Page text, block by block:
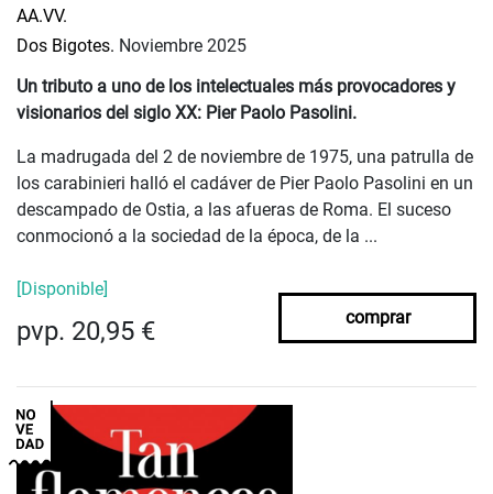
AA.VV.
Dos Bigotes. Noviembre 2025
Un tributo a uno de los intelectuales más provocadores y
visionarios del siglo XX: Pier Paolo Pasolini.
La madrugada del 2 de noviembre de 1975, una patrulla de
los carabinieri halló el cadáver de Pier Paolo Pasolini en un
descampado de Ostia, a las afueras de Roma. El suceso
conmocionó a la sociedad de la época, de la ...
[Disponible]
pvp. 20,95 € comprar